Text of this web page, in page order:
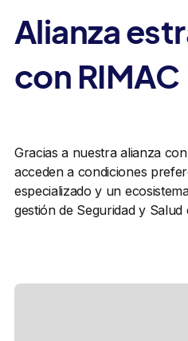
Alianza
con RIMAC
Gracias a nuestra alianza
acceden a condiciones
especializado y un
gestión de Seguridad y Salud